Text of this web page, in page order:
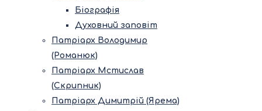
Біографія
Духовний заповіт
Патріарх Володимир
(Романюк)
Патріарх Мстислав
(Скрипник)
Патріарх Димитрій (Ярема)